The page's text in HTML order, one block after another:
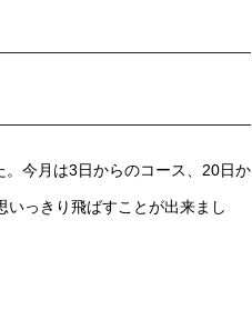
今月は3日からのコース、20日か
っきり飛ばすことが出来まし